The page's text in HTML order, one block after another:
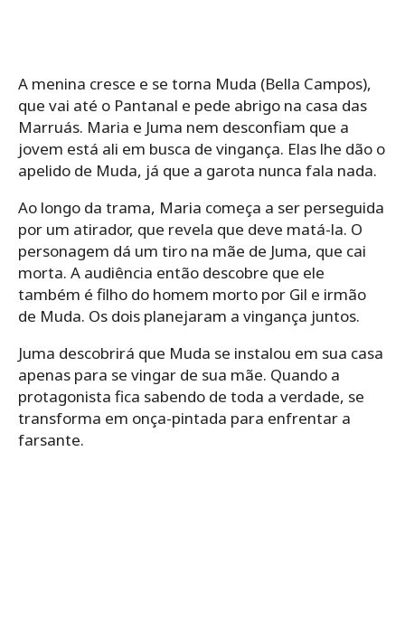
A menina cresce e se torna Muda (Bella Campos),
que vai até o Pantanal e pede abrigo na casa das
Marruás. Maria e Juma nem desconfiam que a
jovem está ali em busca de vingança. Elas lhe dão o
apelido de Muda, já que a garota nunca fala nada.
Ao longo da trama, Maria começa a ser perseguida
por um atirador, que revela que deve matá-la. O
personagem dá um tiro na mãe de Juma, que cai
morta. A audiência então descobre que ele
também é filho do homem morto por Gil e irmão
de Muda. Os dois planejaram a vingança juntos.
Juma descobrirá que Muda se instalou em sua casa
apenas para se vingar de sua mãe. Quando a
protagonista fica sabendo de toda a verdade, se
transforma em onça-pintada para enfrentar a
farsante.